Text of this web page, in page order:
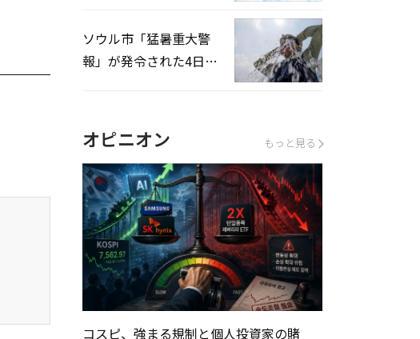
ソウル市「猛暑重大警
報」が発令された4日、
オピニオン もっと見る
コスピ、強まる規制と個人投資家の賭